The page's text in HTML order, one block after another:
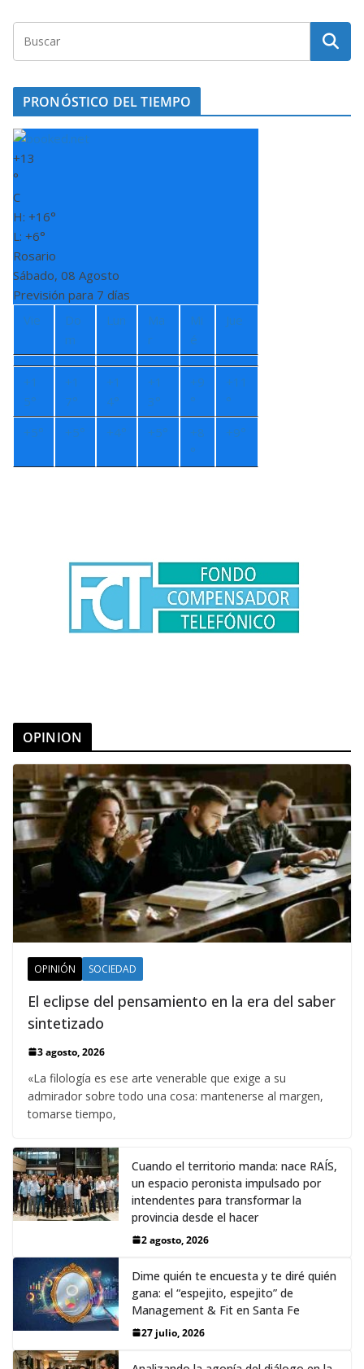
PRONÓSTICO DEL TIEMPO
+13
°
C
H: +16°
L: +6°
Rosario
Sábado, 08 Agosto
Previsión para 7 días
Vie
Do
m
Lun
Ma
r
Mi
é
Jue
+1
5°
+1
7°
+1
4°
+1
3°
+9
°
+11
°
+5° +5° +4° +5° +8
°
+9°
OPINION
OPINIÓN SOCIEDAD
El eclipse del pensamiento en la era del saber
sintetizado
3 agosto, 2026
«La filología es ese arte venerable que exige a su
admirador sobre todo una cosa: mantenerse al margen,
tomarse tiempo,
Cuando el territorio manda: nace RAÍS,
un espacio peronista impulsado por
intendentes para transformar la
provincia desde el hacer
2 agosto, 2026
Dime quién te encuesta y te diré quién
gana: el “espejito, espejito” de
Management & Fit en Santa Fe
27 julio, 2026